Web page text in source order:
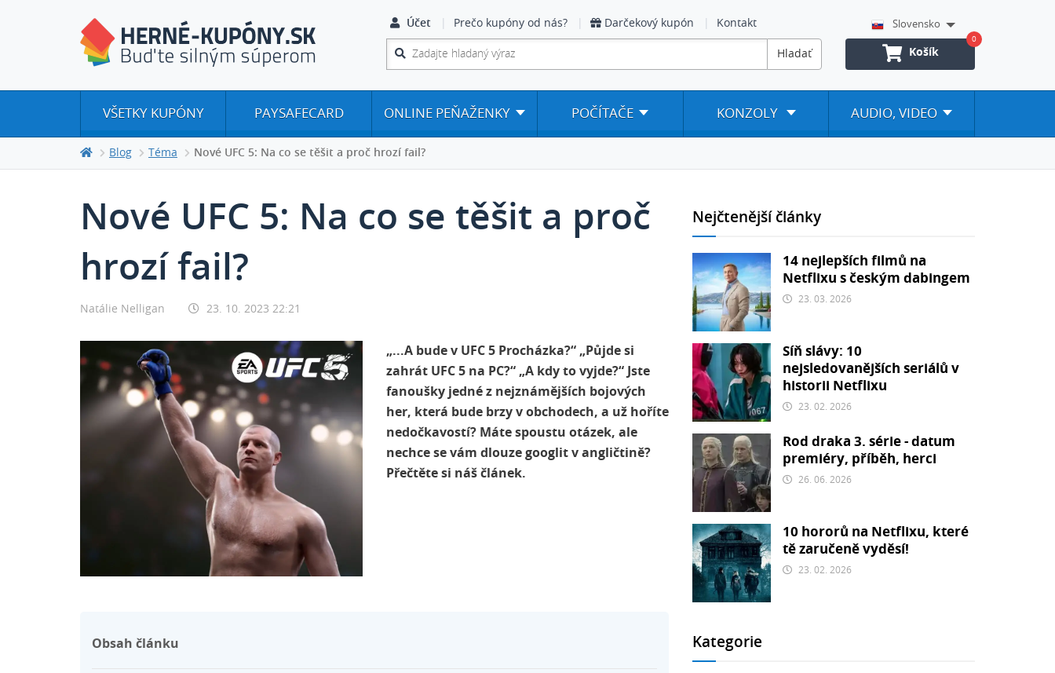
Účet Prečo kupóny od nás? Darčekový kupón Kontakt Slovensko
Hladať Košík
0
VŠETKY KUPÓNY PAYSAFECARD ONLINE PEŇAŽENKY POČÍTAČE KONZOLY AUDIO, VIDEO
Blog Téma Nové UFC 5: Na co se těšit a proč hrozí fail?
Nové UFC 5: Na co se těšit a proč
hrozí fail?
Natálie Nelligan 23. 10. 2023 22:21
„...A bude v UFC 5 Procházka?“ „Půjde si
zahrát UFC 5 na PC?“ „A kdy to vyjde?“ Jste
fanoušky jedné z nejznámějších bojových
her, která bude brzy v obchodech, a už hoříte
nedočkavostí? Máte spoustu otázek, ale
nechce se vám dlouze googlit v angličtině?
Přečtěte si náš článek.
Obsah článku
Nejčtenější články
14 nejlepších filmů na
Netflixu s českým dabingem
23. 03. 2026
Síň slávy: 10
nejsledovanějších seriálů v
historii Netflixu
23. 02. 2026
Rod draka 3. série - datum
premiéry, příběh, herci
26. 06. 2026
10 hororů na Netflixu, které
tě zaručeně vyděsí!
23. 02. 2026
Kategorie